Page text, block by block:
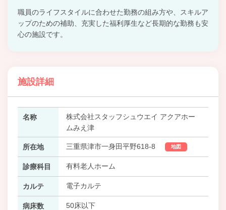
職員のライフスタイルに合わせた勤務の組み方や、スキルア
ップのための補助、充実した福利厚生など長期的な勤務も安
心の施設です。
施設詳細
名称
株式会社スタッフシュウエイ アクアホー
ムみえ津
所在地 三重県津市一身田平野618-8 地図
診療科目 有料老人ホーム
カルテ 電子カルテ
病床数 50床以下